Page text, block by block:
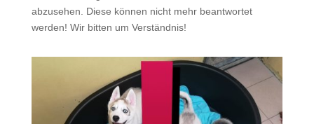
abzusehen. Diese können nicht mehr beantwortet
werden! Wir bitten um Verständnis!